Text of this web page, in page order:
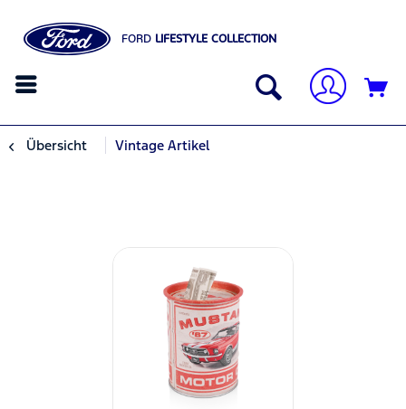
FORD LIFESTYLE COLLECTION
Übersicht Vintage Artikel